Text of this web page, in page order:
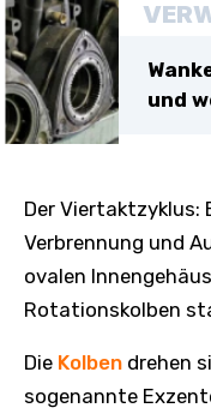
und
Der Viertaktzyklus:
Verbrennung und
ovalen
Rotationskolben
Die Kolben drehen
sogenannte